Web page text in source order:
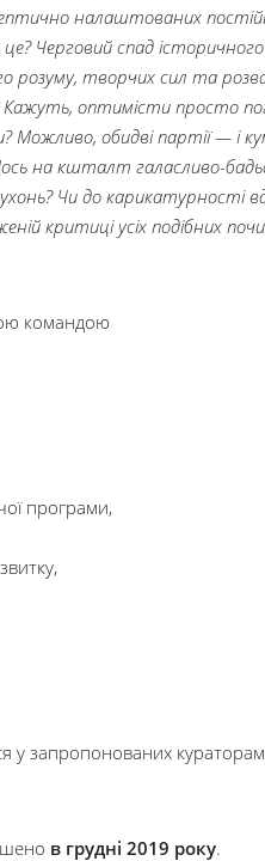
налаштованих
Черговий спад історичного
розуму, творчих сил та
оптимісти просто
обидві партії — і
на кшталт галасливо-
Чи до карикатурності
критиці усіх подібних
командою
програми,
запропонованих
в грудні 2019 року.